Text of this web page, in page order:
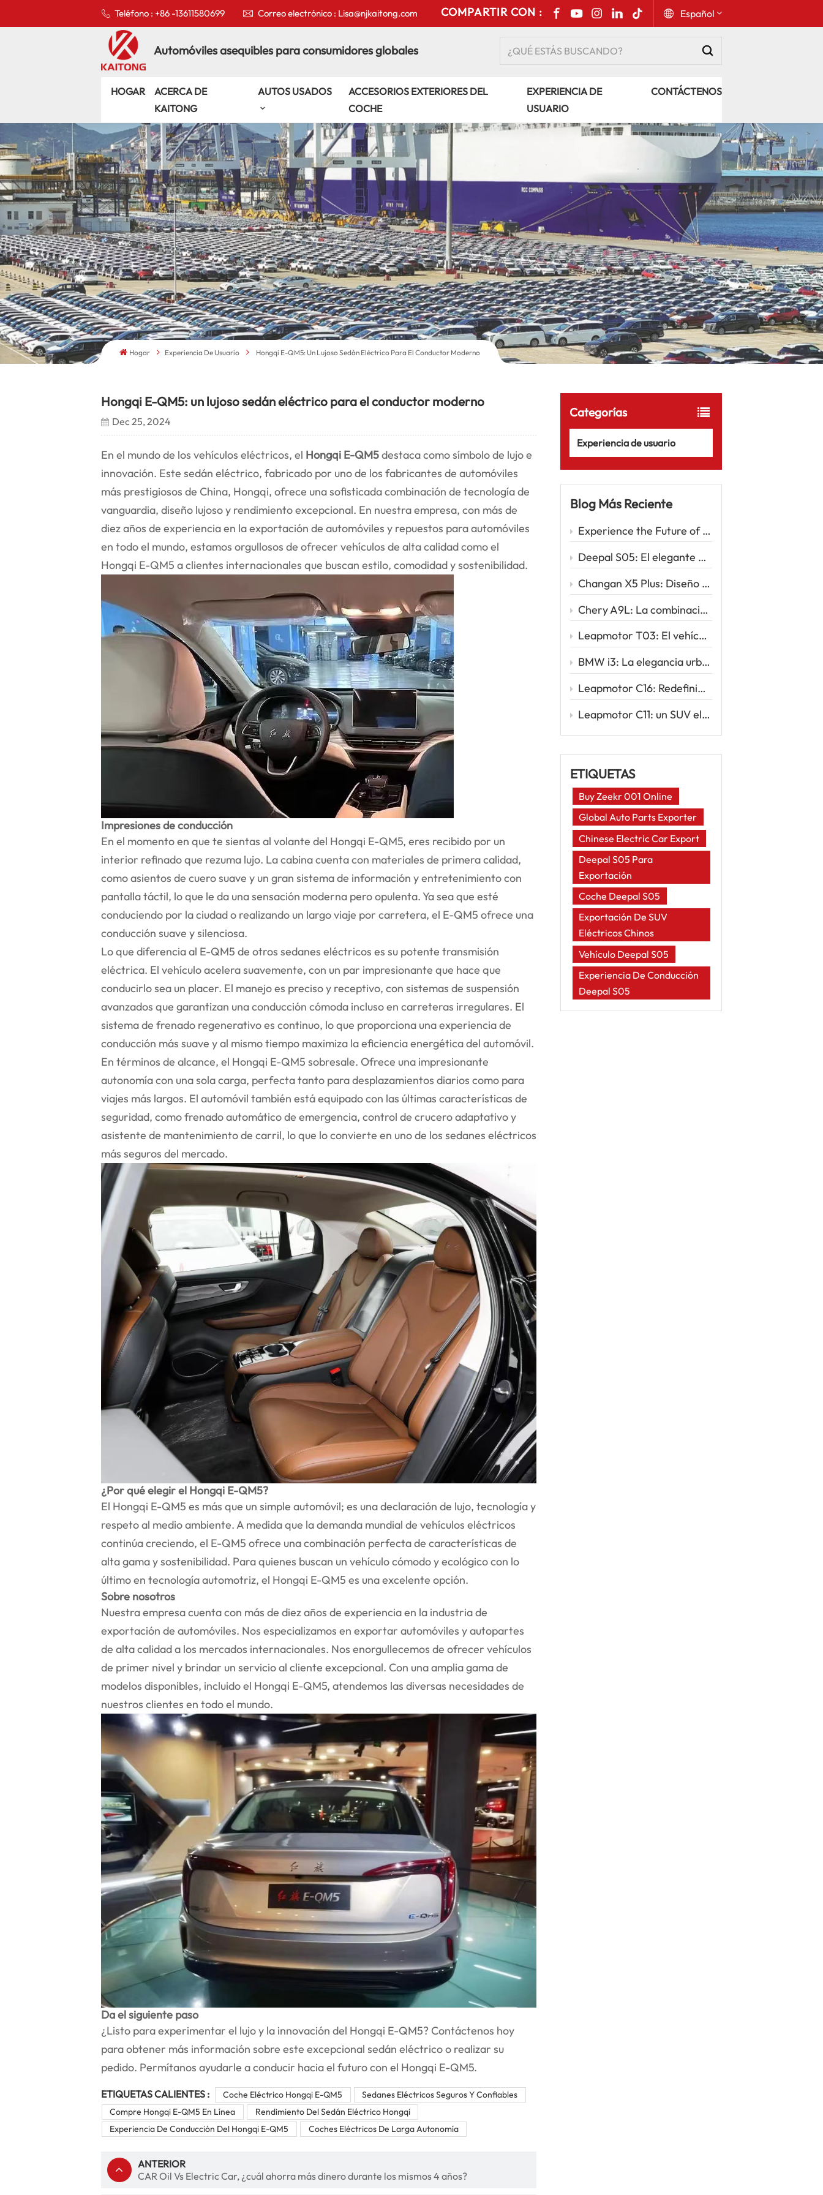
Teléfono : +86 -13611580699 Correo electrónico : Lisa@njkaitong.com COMPARTIR CON : Español
Русский
Español
Português
عربي
kiswahili
Automóviles asequibles para consumidores globales
HOGAR
ACERCA DE
KAITONG
AUTOS USADOS
ACCESORIOS EXTERIORES DEL
COCHE
EXPERIENCIA DE
USUARIO
CONTÁCTENOS
Hogar Experiencia De Usuario Hongqi E-QM5: Un Lujoso Sedán Eléctrico Para El Conductor Moderno
Categorías
Experiencia de usuario
Blog Más Reciente
Experience the Future of Driving with the Zeekr 001 – A Luxury EV Redefining Performance and Comfort Car
Deepal S05: El elegante SUV eléctrico que redefine la movilidad inteligente
Changan X5 Plus: Diseño deportivo, conducción potente, valor excepcional
Chery A9L: La combinación perfecta de sofisticación y rendimiento
Leapmotor T03: El vehículo eléctrico urbano inteligente para tu primer viaje eléctrico
BMW i3: La elegancia urbana se une a la innovación eléctrica
Leapmotor C16: Redefiniendo los viajes familiares con la potencia inteligente de los vehículos eléctricos
Leapmotor C11: un SUV eléctrico inteligente para la nueva era de la conducción
ETIQUETAS
Buy Zeekr 001 Online
Global Auto Parts Exporter
Chinese Electric Car Export
Deepal S05 Para
Exportación
Coche Deepal S05
Exportación De SUV
Eléctricos Chinos
Vehículo Deepal S05
Experiencia De Conducción
Deepal S05
Hongqi E-QM5: un lujoso sedán eléctrico para el conductor moderno
Dec 25, 2024
En el mundo de los vehículos eléctricos, el Hongqi E-QM5destaca como símbolo de lujo e
innovación. Este sedán eléctrico, fabricado por uno de los fabricantes de automóviles
más prestigiosos de China, Hongqi, ofrece una sofisticada combinación de tecnología de
vanguardia, diseño lujoso y rendimiento excepcional. En nuestra empresa, con más de
diez años de experiencia en la exportación de automóviles y repuestos para automóviles
en todo el mundo, estamos orgullosos de ofrecer vehículos de alta calidad como el
Hongqi E-QM5 a clientes internacionales que buscan estilo, comodidad y sostenibilidad.
Impresiones de conducción
En el momento en que te sientas al volante del Hongqi E-QM5, eres recibido por un
interior refinado que rezuma lujo. La cabina cuenta con materiales de primera calidad,
como asientos de cuero suave y un gran sistema de información y entretenimiento con
pantalla táctil, lo que le da una sensación moderna pero opulenta. Ya sea que esté
conduciendo por la ciudad o realizando un largo viaje por carretera, el E-QM5 ofrece una
conducción suave y silenciosa.
Lo que diferencia al E-QM5 de otros sedanes eléctricos es su potente transmisión
eléctrica. El vehículo acelera suavemente, con un par impresionante que hace que
conducirlo sea un placer. El manejo es preciso y receptivo, con sistemas de suspensión
avanzados que garantizan una conducción cómoda incluso en carreteras irregulares. El
sistema de frenado regenerativo es continuo, lo que proporciona una experiencia de
conducción más suave y al mismo tiempo maximiza la eficiencia energética del automóvil.
En términos de alcance, el Hongqi E-QM5 sobresale. Ofrece una impresionante
autonomía con una sola carga, perfecta tanto para desplazamientos diarios como para
viajes más largos. El automóvil también está equipado con las últimas características de
seguridad, como frenado automático de emergencia, control de crucero adaptativo y
asistente de mantenimiento de carril, lo que lo convierte en uno de los sedanes eléctricos
más seguros del mercado.
¿Por qué elegir el Hongqi E-QM5?
El Hongqi E-QM5 es más que un simple automóvil; es una declaración de lujo, tecnología y
respeto al medio ambiente. A medida que la demanda mundial de vehículos eléctricos
continúa creciendo, el E-QM5 ofrece una combinación perfecta de características de
alta gama y sostenibilidad. Para quienes buscan un vehículo cómodo y ecológico con lo
último en tecnología automotriz, el Hongqi E-QM5 es una excelente opción.
Sobre nosotros
Nuestra empresa cuenta con más de diez años de experiencia en la industria de
exportación de automóviles. Nos especializamos en exportar automóviles y autopartes
de alta calidad a los mercados internacionales. Nos enorgullecemos de ofrecer vehículos
de primer nivel y brindar un servicio al cliente excepcional. Con una amplia gama de
modelos disponibles, incluido el Hongqi E-QM5, atendemos las diversas necesidades de
nuestros clientes en todo el mundo.
Da el siguiente paso
¿Listo para experimentar el lujo y la innovación del Hongqi E-QM5? Contáctenos hoy
para obtener más información sobre este excepcional sedán eléctrico o realizar su
pedido. Permítanos ayudarle a conducir hacia el futuro con el Hongqi E-QM5.
ETIQUETAS CALIENTES : Coche Eléctrico Hongqi E-QM5
Sedanes Eléctricos Seguros Y Confiables
Compre Hongqi E-QM5 En Línea
Rendimiento Del Sedán Eléctrico Hongqi
Experiencia De Conducción Del Hongqi E-QM5
Coches Eléctricos De Larga Autonomía
ANTERIOR
CAR Oil Vs Electric Car, ¿cuál ahorra más dinero durante los mismos 4 años?